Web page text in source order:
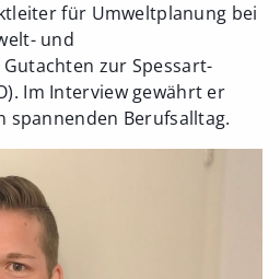
für Umweltplanung bei
und
zur Spessart-
Im Interview gewährt er
spannenden Berufsalltag.